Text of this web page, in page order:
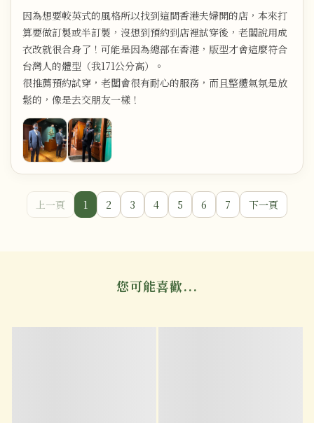
因為想要較英式的風格所以找到這間香港夫婦開的店，本來打
算要做訂製或半訂製，沒想到預約到店裡試穿後，老闆說用成
衣改就很合身了！可能是因為總部在香港，版型才會這麼符合
台灣人的體型（我171公分高）。
很推薦預約試穿，老闆會很有耐心的服務，而且整體氣氛是放
鬆的，像是去交朋友一樣！
上一頁 1 2 3 4 5 6 7 下一頁
您可能喜歡...